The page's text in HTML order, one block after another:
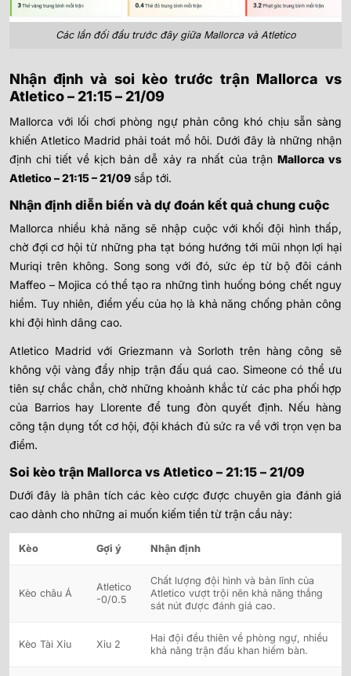
Các lần đối đầu trước đây giữa Mallorca và Atletico
Nhận định và soi kèo trước trận Mallorca vs
Atletico – 21:15 – 21/09
Mallorca với lối chơi phòng ngự phản công khó chịu sẵn sàng
khiến Atletico Madrid phải toát mồ hôi. Dưới đây là những nhận
định chi tiết về kịch bản dễ xảy ra nhất của trận Mallorca vs
Atletico – 21:15 – 21/09 sắp tới.
Nhận định diễn biến và dự đoán kết quả chung cuộc
Mallorca nhiều khả năng sẽ nhập cuộc với khối đội hình thấp,
chờ đợi cơ hội từ những pha tạt bóng hướng tới mũi nhọn lợi hại
Muriqi trên không. Song song với đó, sức ép từ bộ đôi cánh
Maffeo – Mojica có thể tạo ra những tình huống bóng chết nguy
hiểm. Tuy nhiên, điểm yếu của họ là khả năng chống phản công
khi đội hình dâng cao.
Atletico Madrid với Griezmann và Sorloth trên hàng công sẽ
không vội vàng đẩy nhịp trận đấu quá cao. Simeone có thể ưu
tiên sự chắc chắn, chờ những khoảnh khắc từ các pha phối hợp
của Barrios hay Llorente để tung đòn quyết định. Nếu hàng
công tận dụng tốt cơ hội, đội khách đủ sức ra về với trọn vẹn ba
điểm.
Soi kèo trận Mallorca vs Atletico – 21:15 – 21/09
Dưới đây là phân tích các kèo cược được chuyên gia đánh giá
cao dành cho những ai muốn kiếm tiền từ trận cầu này:
Kèo Gợi ý Nhận định
Kèo châu Á
Atletico
-0/0.5
Chất lượng đội hình và bản lĩnh của
Atletico vượt trội nên khả năng thắng
sát nút được đánh giá cao.
Kèo Tài Xỉu Xỉu 2
Hai đội đều thiên về phòng ngự, nhiều
khả năng trận đấu khan hiếm bàn.